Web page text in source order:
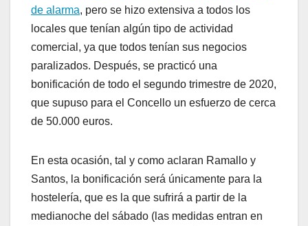
de alarma, pero se hizo extensiva a todos los
locales que tenían algún tipo de actividad
comercial, ya que todos tenían sus negocios
paralizados. Después, se practicó una
bonificación de todo el segundo trimestre de 2020,
que supuso para el Concello un esfuerzo de cerca
de 50.000 euros.
En esta ocasión, tal y como aclaran Ramallo y
Santos, la bonificación será únicamente para la
hostelería, que es la que sufrirá a partir de la
medianoche del sábado (las medidas entran en